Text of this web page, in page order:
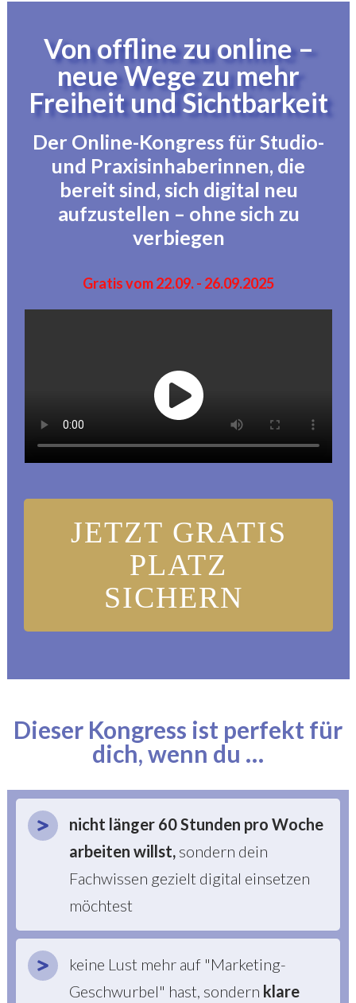
Von offline zu online –
neue Wege zu mehr
Freiheit und Sichtbarkeit
Der Online-Kongress für Studio-
und Praxisinhaberinnen, die
bereit sind, sich digital neu
aufzustellen – ohne sich zu
verbiegen
Gratis vom 22.09. - 26.09.2025
JETZT GRATIS
PLATZ
SICHERN
Dieser Kongress ist perfekt für
dich, wenn du …
nicht länger 60 Stunden pro Woche
arbeiten willst, sondern dein
Fachwissen gezielt digital einsetzen
möchtest
keine Lust mehr auf "Marketing-
Geschwurbel" hast, sondern klare